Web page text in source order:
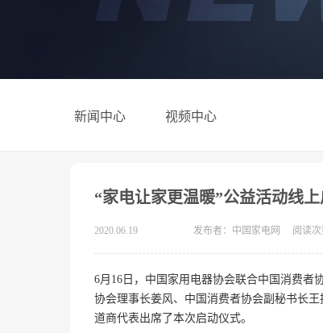
新闻中心 视频中心
“家电让家更温暖”公益活动线
2020.06.19 发布者：中国家电网 阅读次
6月16日，中国家用电器协会联合中国消费者
协会理事长姜风、中国消费者协会副秘书长
道商代表出席了本次启动仪式。